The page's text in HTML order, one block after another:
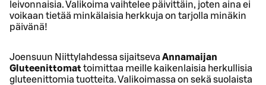
leivonnaisia. Valikoima vaihtelee päivittäin, joten aina ei
voikaan tietää minkälaisia herkkuja on tarjolla minäkin
päivänä!
Joensuun Niittylahdessa sijaitseva Annamaijan
Gluteenittomattoimittaa meille kaikenlaisia herkullisia
gluteenittomia tuotteita. Valikoimassa on sekä suolaista